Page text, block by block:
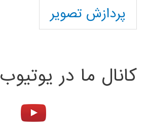
پردازش تصویر
کانال ما در یوتیوب